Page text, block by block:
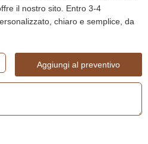
il nostro sito. Entro 3-4
chiaro e semplice, da
Aggiungi al preventivo